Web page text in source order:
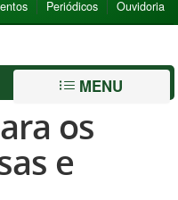
Periódicos Ouvidoria
MENU
os
e